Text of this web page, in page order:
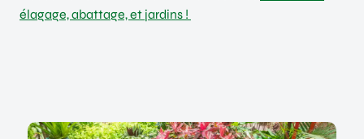
élagage, abattage, et jardins !